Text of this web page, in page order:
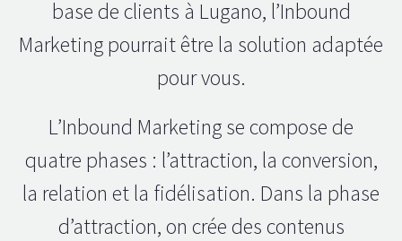
base de clients à Lugano, l’Inbound
Marketing pourrait être la solution adaptée
pour vous.
L’Inbound Marketing se compose de
quatre phases : l’attraction, la conversion,
la relation et la fidélisation. Dans la phase
d’attraction, on crée des contenus